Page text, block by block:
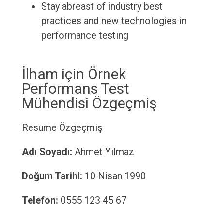
Stay abreast of industry best
practices and new technologies in
performance testing
İlham için Örnek
Performans Test
Mühendisi Özgeçmiş
Resume Özgeçmiş
Adı Soyadı: Ahmet Yılmaz
Doğum Tarihi: 10 Nisan 1990
Telefon: 0555 123 45 67